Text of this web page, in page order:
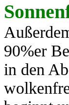
90%er
in den